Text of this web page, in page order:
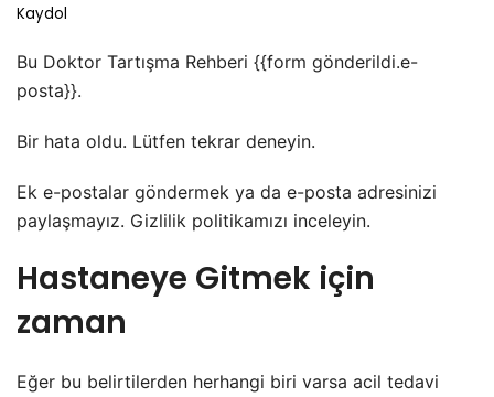
Kaydol
Bu Doktor Tartışma Rehberi {{form gönderildi.e-
posta}}.
Bir hata oldu. Lütfen tekrar deneyin.
Ek e-postalar göndermek ya da e-posta adresinizi
paylaşmayız. Gizlilik politikamızı inceleyin.
Hastaneye Gitmek için
zaman
Eğer bu belirtilerden herhangi biri varsa acil tedavi